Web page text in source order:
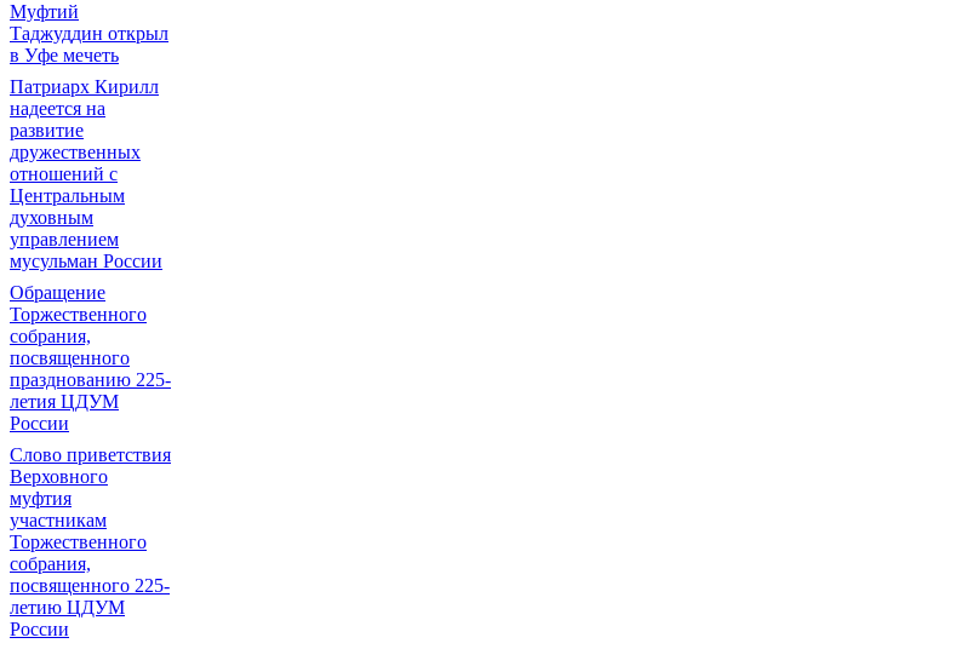
Муфтий
Таджуддин открыл
в Уфе мечеть
Патриарх Кирилл
надеется на
развитие
дружественных
отношений с
Центральным
духовным
управлением
мусульман России
Обращение
Торжественного
собрания,
посвященного
празднованию 225-
летия ЦДУМ
России
Слово приветствия
Верховного
муфтия
участникам
Торжественного
собрания,
посвященного 225-
летию ЦДУМ
России